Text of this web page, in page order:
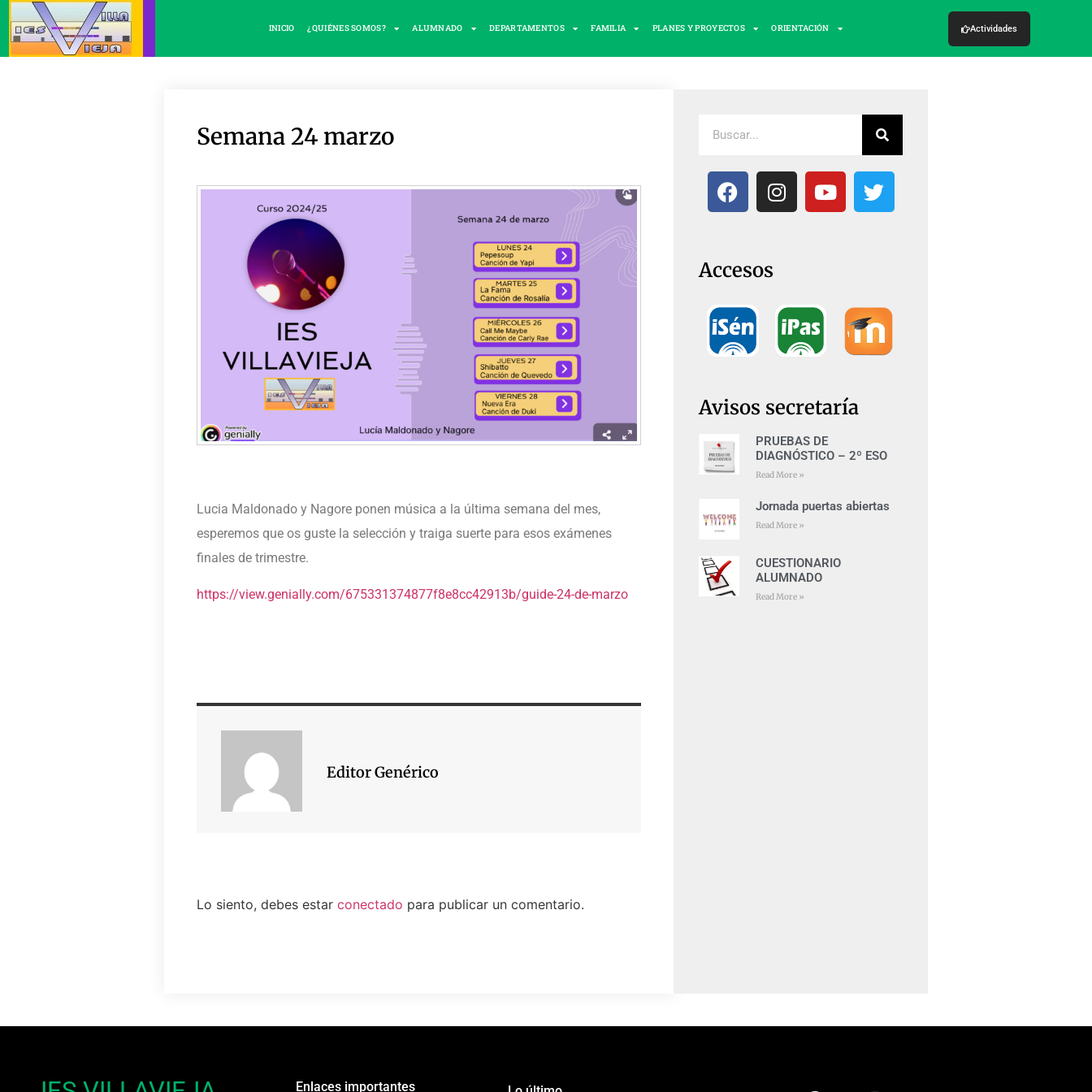
INICIO ¿QUIÉNES SOMOS? ALUMNADO DEPARTAMENTOS FAMILIA PLANES Y PROYECTOS ORIENTACIÓN Actividades
Semana 24 marzo
Lucia Maldonado y Nagore ponen música a la última semana del mes,
esperemos que os guste la selección y traiga suerte para esos exámenes
finales de trimestre.
https://view.genially.com/675331374877f8e8cc42913b/guide-24-de-marzo
Editor Genérico
Lo siento, debes estar conectado para publicar un comentario.
Accesos
Avisos secretaría
PRUEBAS DE
DIAGNÓSTICO – 2º ESO
Read More »
Jornada puertas abiertas
Read More »
CUESTIONARIO
ALUMNADO
Read More »
Enlaces importantes